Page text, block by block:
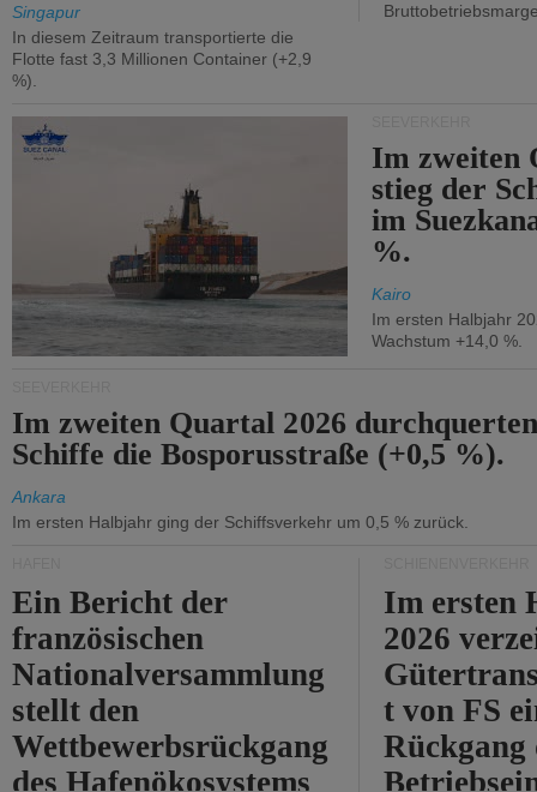
Singapur
In diesem Zeitraum transportierte die
Flotte fast 3,3 Millionen Container (+2,9
%).
Im zweiten
stieg der
im
%.
Kairo
Im ersten Halbjahr
Wachstum +14,0 %.
Im zweiten Quartal 2026
Schiffe die Bosporusstraße (+0,5 %).
Ankara
Im ersten Halbjahr ging der Schiffsverkehr um 0,5 % zurück.
Ein Bericht der
französischen
Nationalversammlung
stellt den
Wettbewerbsrückgang
des Hafenökosystems
Im ersten
2026
t von FS
Rückgang